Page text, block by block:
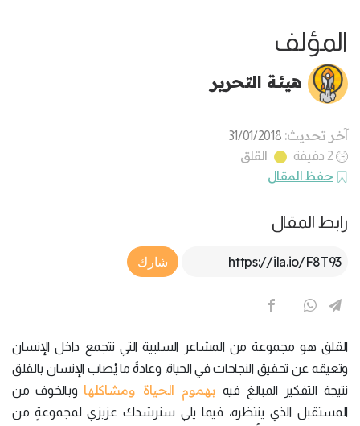
المؤلف
هيئة التحرير
آخر تحديث: 31/01/2018
2 دقيقة
القلق
حفظ المقال
رابط المقال
Article Link
شارك
القلق هو مجموعة من المشاعر السلبية التي تتجمع داخل الإنسان
وتعيقه عن تحقيق النجاحات في الحياة، وعادةً ما يُصاب الإنسان بالقلق
نتيجة التفكير المبالغ فيه بهموم الحياة ومشاكلها وبالخوف من
المستقبل الذي ينتظره، فيما يلي سنرشدك عزيزي لمجموعةٍ من